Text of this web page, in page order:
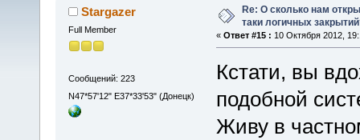
Stargazer
Full Member
Сообщений: 223
N47*57'12" E37*33'53" (Донецк)
Re: О сколько нам
таки логичных
« Ответ #15 : 10 Октября 2012,
Кстати, вы
подобной
Живу в